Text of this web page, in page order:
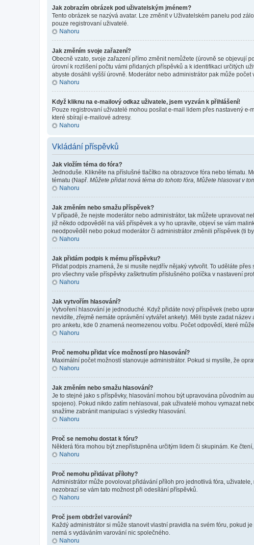
Jak zobrazím obrázek pod uživatelským jménem?
Tento obrázek se nazývá avatar. Lze změnit v Uživatelském panelu pod
pouze registrovaní uživatelé.
Nahoru
Jak změním svoje zařazení?
Obecně vzato, svoje zařazení přímo změnit nemůžete (úrovně se objevují
úrovní k rozlišení počtu vámi přidaných příspěvků a k identifikaci určitých
abyste dosáhli vyšší úrovně. Moderátor nebo administrátor pak může počet
Nahoru
Když kliknu na e-mailový odkaz uživatele, jsem vyzván k přihlášení!
Pouze registrovaní uživatelé mohou posílat e-mail lidem přes nastavený
které sbírají e-mailové adresy.
Nahoru
Vkládání příspěvků
Jak vložím téma do fóra?
Jednoduše. Klikněte na příslušné tlačítko na obrazovce fóra nebo tématu.
tématu (Např. Můžete přidat nová téma do tohoto fóra, Můžete hlasovat v
Nahoru
Jak změním nebo smažu příspěvek?
V případě, že nejste moderátor nebo administrátor, tak můžete upravovat
již někdo odpověděl na váš příspěvek a vy ho upravíte, objeví se vám
neodpověděl nebo pokud moderátor či administrátor změnili příspěvek (ti
Nahoru
Jak přidám podpis k mému příspěvku?
Přidat podpis znamená, že si musíte nejdřív nějaký vytvořit. To uděláte přes
pro všechny vaše příspěvky zaškrtnutím příslušného políčka v nastavení
Nahoru
Jak vytvořím hlasování?
Vytvoření hlasování je jednoduché. Když přidáte nový příspěvek (nebo
nevidíte, zřejmě nemáte oprávnění vytvářet ankety). Měli byste zadat
pro anketu, kde 0 znamená neomezenou volbu. Počet odpovědí, které
Nahoru
Proč nemohu přidat více možností pro hlasování?
Maximální počet možností stanovuje administrátor. Pokud si myslíte, že
Nahoru
Jak změním nebo smažu hlasování?
Je to stejné jako s příspěvky, hlasování mohou být upravována původním
spojeno). Pokud nikdo zatím nehlasoval, pak uživatelé mohou vymazat
snažíme zabránit manipulaci s výsledky hlasování.
Nahoru
Proč se nemohu dostat k fóru?
Některá fóra mohou být znepřístupněna určitým lidem či skupinám. Ke
Nahoru
Proč nemohu přidávat přílohy?
Administrátor může povolovat přidávání příloh pro jednotlivá fóra,
nezobrazí se vám tato možnost při odesílání příspěvků.
Nahoru
Proč jsem obdržel varování?
Každý administrátor si může stanovit vlastní pravidla na svém fóru, pokud
nemá s vydáváním varování nic společného.
Nahoru